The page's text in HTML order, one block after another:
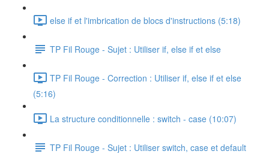
else if et l'imbrication de blocs d'instructions (5:18)
TP Fil Rouge - Sujet : Utiliser if, else if et else
TP Fil Rouge - Correction : Utiliser if, else if et else
(5:16)
La structure conditionnelle : switch - case (10:07)
TP Fil Rouge - Sujet : Utiliser switch, case et default